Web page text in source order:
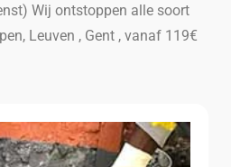
Wij ontstoppen alle soort
Leuven , Gent , vanaf 119€